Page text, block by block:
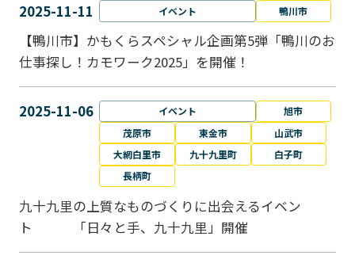
2025-11-11 イベント 鴨川市
【鴨川市】かもくらスペシャル企画第5弾「鴨川のお
仕事探し！カモワーク2025」を開催！
2025-11-06 イベント
旭市
茂原市
東金市
山武市
大網白里市
九十九里町
白子町
長柄町
九十九里の上質なものづくりに出会えるイベン
ト 「日々と手、九十九里」開催